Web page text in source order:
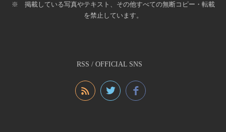
※ 掲載している写真やテキスト、その他すべての無断コピー・転載
を禁止しています。
RSS / OFFICIAL SNS